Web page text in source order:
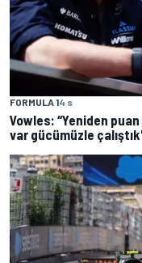
FORMULA 14 s
Vowles: “Yeniden
var gücümüzle